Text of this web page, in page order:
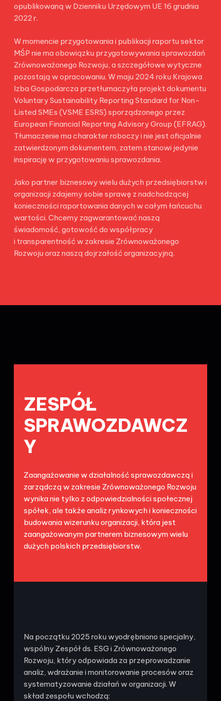
opublikowaną w Dzienniku Urzędowym UE 16 grudnia
2022 r.
W momencie przygotowania i publikacji raportu sektor
MŚP nie ma obowiązku przygotowywania sprawozdań
Zrównoważonego Rozwoju, a szczegółowe wytyczne
pozostają w opracowaniu. W maju 2024 roku Krajowa
Izba Gospodarcza przetłumaczyła projekt dokumentu
Voluntary Sustainability Reporting Standard for Non-
Listed SMEs (VSME ESRS) sporządzonego przez
European Financial Reporting Advisory Group (EFRAG).
Tłumaczenie ma charakter roboczy i nie jest oficjalnie
zatwierdzonym dokumentem, zatem stanowi jedynie
inspirację w przygotowaniu sprawozdania.
Jako partner biznesowy wielu dużych przedsiębiorstw i
organizacji zdajemy sobie sprawę z nadchodzącej
konieczności raportowania danych w całym łańcuchu
wartości. Chcemy zagwarantować naszą
świadomość, gotowość do współpracy
i transparentność w zakresie Zrównoważonego
Rozwoju oraz naszą dojrzałość organizacyjną.
ZESPÓŁ
SPRAWOZDAWCZ
Y
Zaangażowanie w działalność sprawozdawczą i
zarządczą w zakresie Zrównoważonego Rozwoju
wynika nie tylko z odpowiedzialności społecznej
spółek, ale także analiz rynkowych i konieczności
budowania wizerunku organizacji, która jest
zaangażowanym partnerem biznesowym wielu
dużych polskich przedsiębiorstw.
Na początku 2025 roku wyodrębniono specjalny,
wspólny Zespół ds. ESG i Zrównoważonego
Rozwoju, który odpowiada za przeprowadzanie
analiz, wdrażanie i monitorowanie procesów oraz
systematyzowanie działań w organizacji. W
skład zespołu wchodzą: